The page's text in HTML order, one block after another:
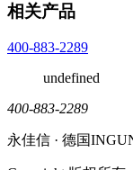
相关产品
400-883-2289
undefined
400-883-2289
永佳信 · 德国